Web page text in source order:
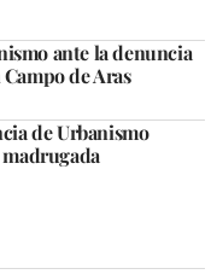
ante la denuncia
de Aras
de Urbanismo